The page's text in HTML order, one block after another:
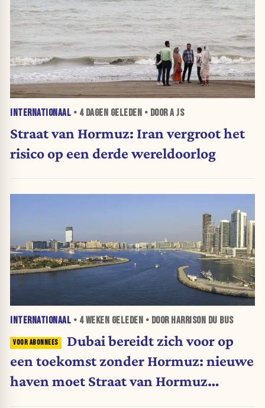
INTERNATIONAAL • 4 DAGEN GELEDEN • DOOR A JS
Straat van Hormuz: Iran vergroot het
risico op een derde wereldoorlog
INTERNATIONAAL • 4 WEKEN GELEDEN • DOOR HARRISON DU BUS
Dubai bereidt zich voor op
een toekomst zonder Hormuz: nieuwe
haven moet Straat van Hormuz